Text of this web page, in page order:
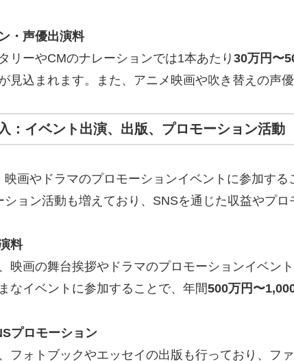
・声優出演料
リーやCMのナレーションでは1本あたり 30万円〜
見込まれます。また、アニメ映画や吹き替えの声
：イベント出演、出版、プロモーション活動
映画やドラマのプロモーションイベントに参加す
ョン活動も増えており、SNSを通じた収益やプロ
料
映画の舞台挨拶やドラマのプロモーションイベン
なイベントに参加することで、年間500万円〜
プロモーション
フォトブックやエッセイの出版も行っており、フ